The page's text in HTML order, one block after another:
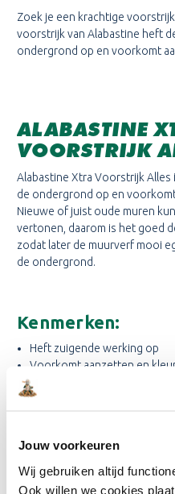
Jouw voorkeuren
Wij gebruiken altijd
Ook willen we cookies
Zoek je een krachtige
voorstrijk van Alabastine heft
ondergrond op en voorkomt
ALABASTINE
VOORSTRIJK
Alabastine Xtra Voorstrijk
de ondergrond op en
Nieuwe of juist oude muren
vertonen, daarom is het goed
zodat later de muurverf mooi
de ondergrond.
Kenmerken:
Heft zuigende werking op
Voorkomt aanzetten en
Verwerken met een
Rendement is 12m2 per liter